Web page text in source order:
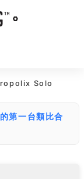
Solo
第一台類比合